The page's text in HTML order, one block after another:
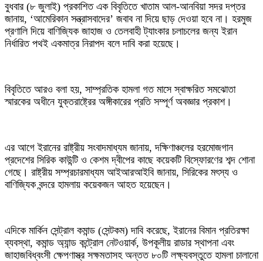
বুধবার (৮ জুলাই) প্রকাশিত এক বিবৃতিতে খাতাম আল-আনবিয়া সদর দপ্তর
জানায়, ‘আমেরিকান সন্ত্রাসবাদের’ জবাব না দিয়ে ছাড় দেওয়া হবে না। হরমুজ
প্রণালি দিয়ে বাণিজ্যিক জাহাজ ও তেলবাহী ট্যাংকার চলাচলের জন্য ইরান
নির্ধারিত পথই একমাত্র নিরাপদ বলে দাবি করা হয়েছে।
বিবৃতিতে আরও বলা হয়, সাম্প্রতিক হামলা গত মাসে স্বাক্ষরিত সমঝোতা
স্মারকের অধীনে যুক্তরাষ্ট্রের অঙ্গীকারের প্রতি সম্পূর্ণ অবজ্ঞার প্রকাশ।
এর আগে ইরানের রাষ্ট্রীয় সংবাদমাধ্যম জানায়, দক্ষিণাঞ্চলের হরমোজগান
প্রদেশের সিরিক কাউন্টি ও কেশম দ্বীপের কাছে কয়েকটি বিস্ফোরণের শব্দ শোনা
গেছে। রাষ্ট্রীয় সম্প্রচারমাধ্যম আইআরআইবি জানায়, সিরিকের মৎস্য ও
বাণিজ্যিক বন্দরে হামলায় কয়েকজন আহত হয়েছেন।
এদিকে মার্কিন সেন্ট্রাল কমান্ড (সেন্টকম) দাবি করেছে, ইরানের বিমান প্রতিরক্ষা
ব্যবস্থা, কমান্ড অ্যান্ড কন্ট্রোল নেটওয়ার্ক, উপকূলীয় রাডার স্থাপনা এবং
জাহাজবিধ্বংসী ক্ষেপণাস্ত্র সক্ষমতাসহ অন্তত ৮০টি লক্ষ্যবস্তুতে হামলা চালানো